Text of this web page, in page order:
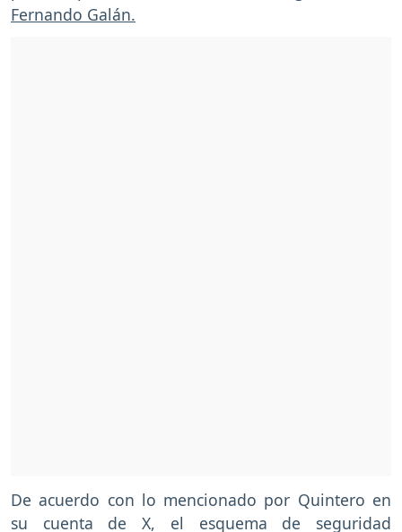
Fernando Galán.
De acuerdo con lo mencionado por Quintero en
su cuenta de X, el esquema de seguridad